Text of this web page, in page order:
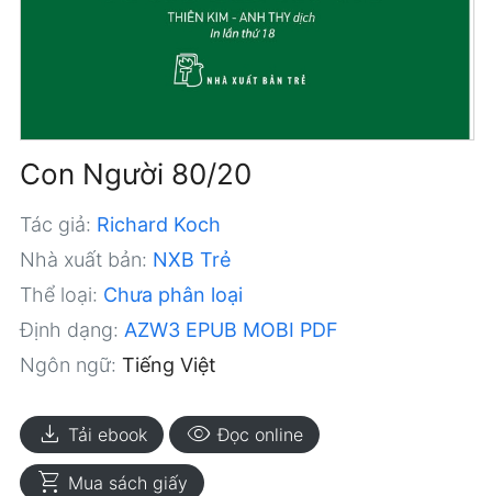
Con Người 80/20
Tác giả: Richard Koch
Nhà xuất bản: NXB Trẻ
Thể loại: Chưa phân loại
Định dạng: AZW3 EPUB MOBI PDF
Ngôn ngữ: Tiếng Việt
download Tải ebook visibility Đọc online
shopping_cart Mua sách giấy